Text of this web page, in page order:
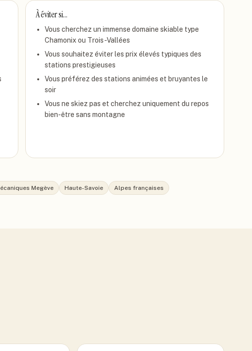
À éviter si…
Vous cherchez un immense domaine skiable type
Chamonix ou Trois-Vallées
Vous souhaitez éviter les prix élevés typiques des
stations prestigieuses
Vous préférez des stations animées et bruyantes le
soir
Vous ne skiez pas et cherchez uniquement du repos
bien-être sans montagne
Megève Haute-Savoie
Alpes françaises